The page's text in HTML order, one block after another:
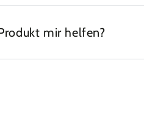
mir helfen?